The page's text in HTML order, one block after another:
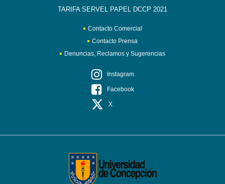
TARIFA SERVEL PAPEL DCCP 2021
Contacto Comercial
Contacto Prensa
Denuncias, Reclamos y Sugerencias
Instagram
Facebook
X